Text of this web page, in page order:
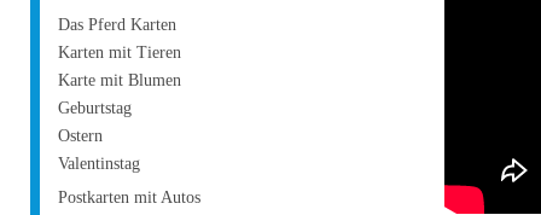
Das Pferd Karten
Karten mit Tieren
Karte mit Blumen
Geburtstag
Ostern
Valentinstag
Postkarten mit Autos